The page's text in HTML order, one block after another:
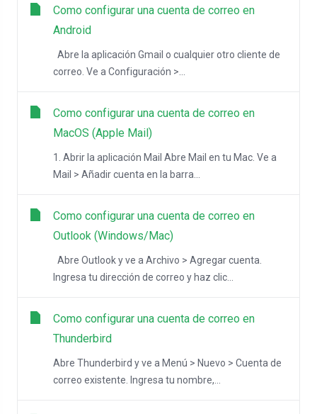
Como configurar una cuenta de correo en
Android
Abre la aplicación Gmail o cualquier otro cliente de
correo. Ve a Configuración >...
Como configurar una cuenta de correo en
MacOS (Apple Mail)
1. Abrir la aplicación Mail Abre Mail en tu Mac. Ve a
Mail > Añadir cuenta en la barra...
Como configurar una cuenta de correo en
Outlook (Windows/Mac)
Abre Outlook y ve a Archivo > Agregar cuenta.
Ingresa tu dirección de correo y haz clic...
Como configurar una cuenta de correo en
Thunderbird
Abre Thunderbird y ve a Menú > Nuevo > Cuenta de
correo existente. Ingresa tu nombre,...